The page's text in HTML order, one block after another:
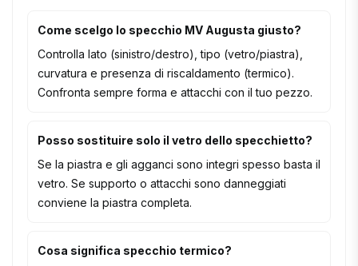
Come scelgo lo specchio MV Augusta giusto?
Controlla lato (sinistro/destro), tipo (vetro/piastra),
curvatura e presenza di riscaldamento (termico).
Confronta sempre forma e attacchi con il tuo pezzo.
Posso sostituire solo il vetro dello specchietto?
Se la piastra e gli agganci sono integri spesso basta il
vetro. Se supporto o attacchi sono danneggiati
conviene la piastra completa.
Cosa significa specchio termico?